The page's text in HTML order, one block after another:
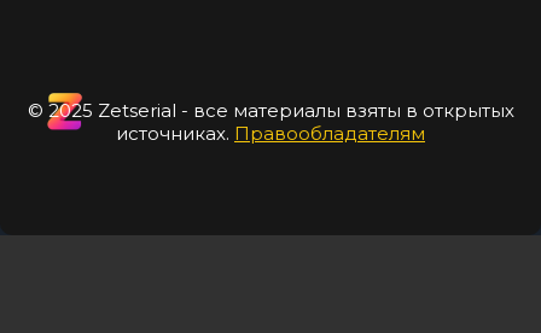
© 2025 Zetserial - все материалы взяты в открытых
источниках. Правообладателям